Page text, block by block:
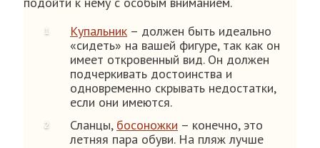
Купальник – должен быть идеально
«сидеть» на вашей фигуре, так как он
имеет откровенный вид. Он должен
подчеркивать достоинства и
одновременно скрывать недостатки,
если они имеются.
Сланцы, босоножки – конечно, это
летняя пара обуви. На пляж лучше